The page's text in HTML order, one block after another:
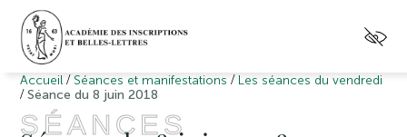
Accueil / Séances et manifestations / Les séances du vendredi
/Séance du 8 juin 2018
SÉANCES